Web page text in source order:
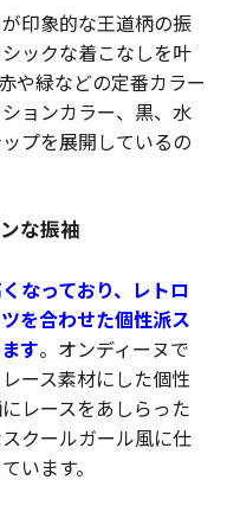
印象的な王道柄の振
ックな着こなしを叶
や緑などの定番カラー
ョンカラー、黒、水
プを展開しているの
な振袖
なっており、レトロ
を合わせた個性派ス
す。オンディーヌで
ース素材にした個性
レースをあしらった
クールガール風に仕
います。